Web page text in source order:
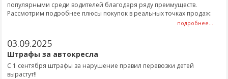
популярными среди водителей благодаря ряду преимуществ.
Рассмотрим подробнее плюсы покупок в реальных точках продаж:
подробнее...
03.09.2025
Штрафы за автокресла
С 1 сентября штрафы за нарушение правил перевозки детей
вырастут!!